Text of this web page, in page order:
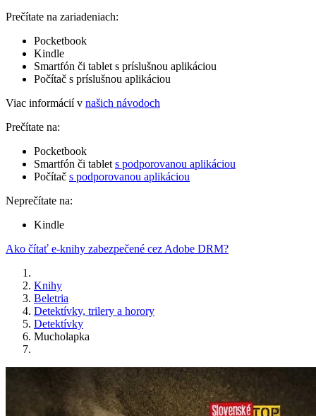
Prečítate na zariadeniach:
Pocketbook
Kindle
Smartfón či tablet s príslušnou aplikáciou
Počítač s príslušnou aplikáciou
Viac informácií v našich návodoch
Prečítate na:
Pocketbook
Smartfón či tablet s podporovanou aplikáciou
Počítač s podporovanou aplikáciou
Neprečítate na:
Kindle
Ako čítať e-knihy zabezpečené cez Adobe DRM?
Knihy
Beletria
Detektívky, trilery a horory
Detektívky
Mucholapka